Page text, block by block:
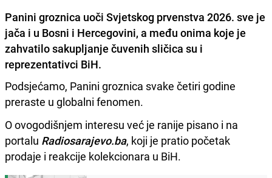
Panini groznica uoči Svjetskog prvenstva 2026. sve je
jača i u Bosni i Hercegovini, a među onima koje je
zahvatilo sakupljanje čuvenih sličica su i
reprezentativci BiH.
Podsjećamo, Panini groznica svake četiri godine
preraste u globalni fenomen.
O ovogodišnjem interesu već je ranije pisano i na
portalu Radiosarajevo.ba, koji je pratio početak
prodaje i reakcije kolekcionara u BiH.